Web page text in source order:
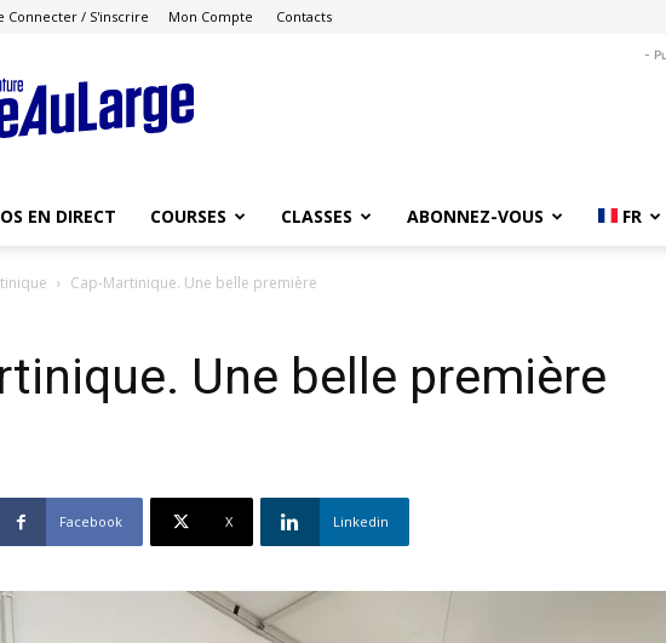
Connecter / S'inscrire Mon Compte Contacts
Course
au
Large
-
EN DIRECT COURSES CLASSES ABONNEZ-VOUS FR
Cap-Martinique. Une belle première
Une belle première
Facebook X Linkedin